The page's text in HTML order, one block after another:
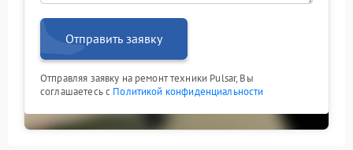
Отправить заявку
Отправляя заявку на ремонт техники Pulsar, Вы
соглашаетесь с Политикой конфиденциальности